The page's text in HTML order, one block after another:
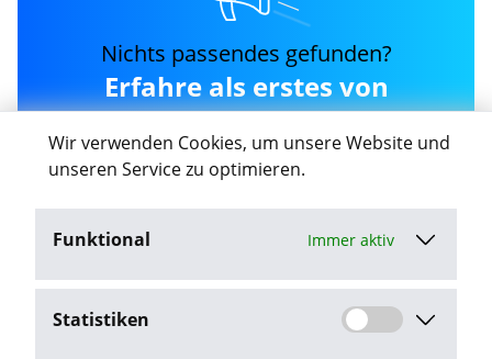
Wir verwenden Cookies, um unsere Website und
unseren Service zu optimieren.
Funktional Immer aktiv
Statistiken
Nichts passendes gefunden?
Erfahre als erstes von
neuen atruvia-ag Jobs in
Karlsruhe